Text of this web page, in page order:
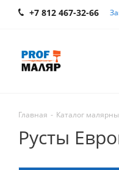
+7 812 467-32-66
Главная - Каталог
Русты